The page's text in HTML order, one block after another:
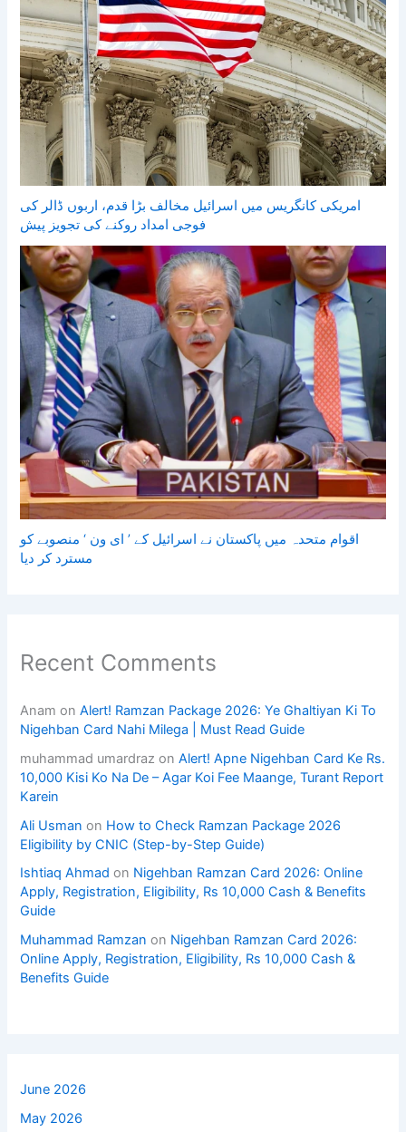
امریکی کانگریس میں اسرائیل مخالف بڑا قدم، اربوں ڈالر کی
فوجی امداد روکنے کی تجویز پیش
اقوام متحدہ میں پاکستان نے اسرائیل کے ’ ای ون ‘ منصوبے کو
مسترد کر دیا
Recent Comments
Anam onAlert! Ramzan Package 2026: Ye Ghaltiyan Ki To
Nigehban Card Nahi Milega | Must Read Guide
muhammad umardraz onAlert! Apne Nigehban Card Ke Rs.
10,000 Kisi Ko Na De – Agar Koi Fee Maange, Turant Report
Karein
Ali Usman on How to Check Ramzan Package 2026
Eligibility by CNIC (Step-by-Step Guide)
Ishtiaq Ahmad on Nigehban Ramzan Card 2026: Online
Apply, Registration, Eligibility, Rs 10,000 Cash & Benefits
Guide
Muhammad Ramzan on Nigehban Ramzan Card 2026:
Online Apply, Registration, Eligibility, Rs 10,000 Cash &
Benefits Guide
June 2026
May 2026